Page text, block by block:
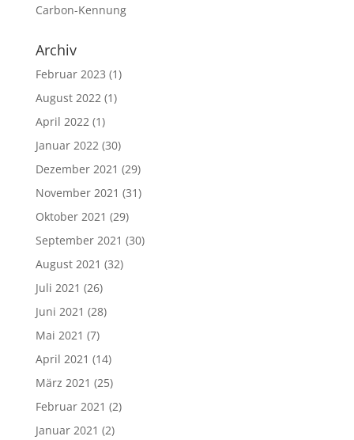
Carbon-Kennung
Archiv
Februar 2023 (1)
August 2022(1)
April 2022(1)
Januar 2022(30)
Dezember 2021 (29)
November 2021 (31)
Oktober 2021 (29)
September 2021 (30)
August 2021 (32)
Juli 2021 (26)
Juni 2021 (28)
Mai 2021 (7)
April 2021 (14)
März 2021 (25)
Februar 2021 (2)
Januar 2021 (2)